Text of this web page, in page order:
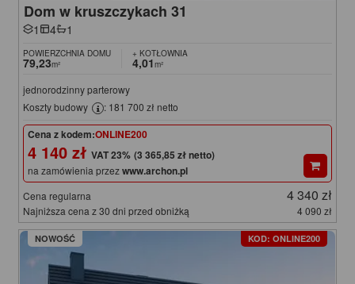
Dom w kruszczykach 31
1 4 1
POWIERZCHNIA DOMU
79,23m²
+ KOTŁOWNIA
4,01m²
jednorodzinny parterowy
Koszty budowy
: 181 700 zł netto
Cena z kodem:ONLINE200
4 140 zł (3 365,85 zł netto)
na zamówienia przezwww.archon.pl
Cena regularna 4 340 zł
Najniższa cena z 30 dni przed obniżką 4 090 zł
NOWOŚĆ KOD: ONLINE200